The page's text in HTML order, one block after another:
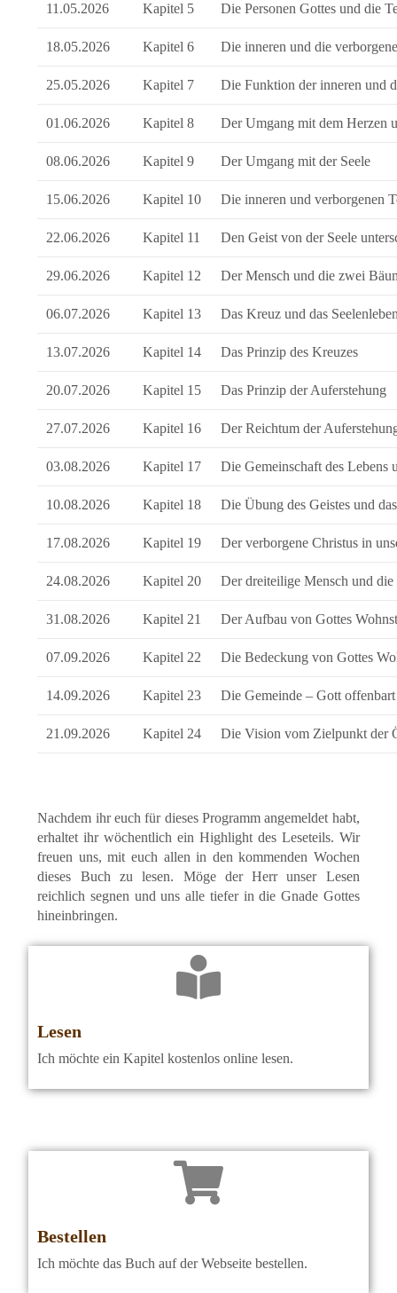
11.05.2026 Kapitel 5 Die Personen Gottes und die
18.05.2026 Kapitel 6 Die inneren und die
25.05.2026 Kapitel 7 Die Funktion der inneren und
01.06.2026 Kapitel 8 Der Umgang mit dem Herzen
08.06.2026 Kapitel 9 Der Umgang mit der Seele
15.06.2026 Kapitel 10 Die inneren und verborgenen
22.06.2026 Kapitel 11 Den Geist von der Seele
29.06.2026 Kapitel 12 Der Mensch und die zwei
06.07.2026 Kapitel 13 Das Kreuz und das
13.07.2026 Kapitel 14 Das Prinzip des Kreuzes
20.07.2026 Kapitel 15 Das Prinzip der Auferstehung
27.07.2026 Kapitel 16 Der Reichtum der
03.08.2026 Kapitel 17 Die Gemeinschaft des Lebens
10.08.2026 Kapitel 18 Die Übung des Geistes und
17.08.2026 Kapitel 19 Der verborgene Christus in
24.08.2026 Kapitel 20 Der dreiteilige Mensch und die
31.08.2026 Kapitel 21 Der Aufbau von Gottes
07.09.2026 Kapitel 22 Die Bedeckung von Gottes
14.09.2026 Kapitel 23 Die Gemeinde – Gott
21.09.2026 Kapitel 24 Die Vision vom Zielpunkt der
Nachdem ihr euch für dieses Programm angemeldet habt,
erhaltet ihr wöchentlich ein Highlight des Leseteils. Wir
freuen uns, mit euch allen in den kommenden Wochen
dieses Buch zu lesen. Möge der Herr unser Lesen
reichlich segnen und uns alle tiefer in die Gnade Gottes
hineinbringen.
Lesen
Ich möchte ein Kapitel kostenlos online lesen.
Bestellen
Ich möchte das Buch auf der Webseite bestellen.